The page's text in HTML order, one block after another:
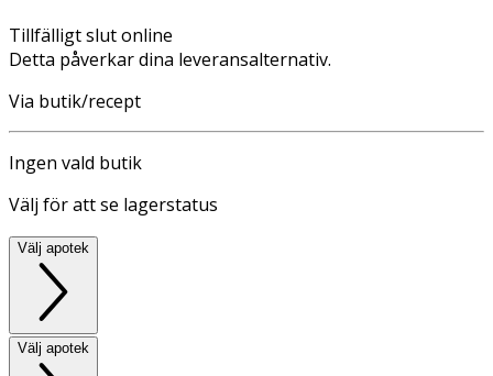
Tillfälligt slut online
Detta påverkar dina leveransalternativ.
Via butik/recept
Ingen vald butik
Välj för att se lagerstatus
Välj apotek
Välj apotek